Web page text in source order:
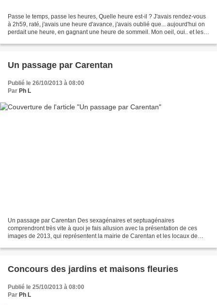
Passe le temps, passe les heures, Quelle heure est-il ? J'avais rendez-vous
à 2h59, raté, j'avais une heure d'avance, j'avais oublié que... aujourd'hui on
perdait une heure, en gagnant une heure de sommeil. Mon oeil, oui.. et les
Un passage par Carentan
Publié le 26/10/2013 à 08:00
Par Ph L
Un passage par Carentan Des sexagénaires et septuagénaires
comprendront très vite à quoi je fais allusion avec la présentation de ces
images de 2013, qui représentent la mairie de Carentan et les locaux de
Concours des jardins et maisons fleuries
Publié le 25/10/2013 à 08:00
Par Ph L